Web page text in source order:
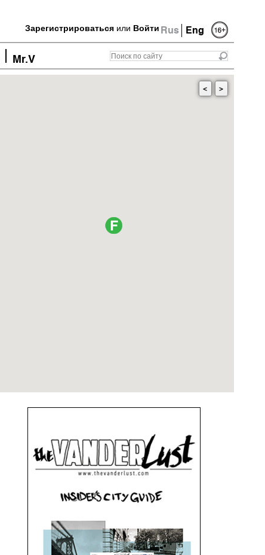
Rus Eng
Зарегистрироваться или Войти
Mr.V
< >